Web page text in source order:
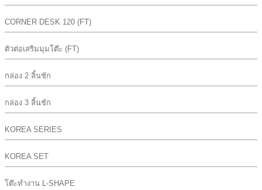
CORNER DESK 120 (FT)
ตัวต่อเสริมมุมโต๊ะ (FT)
กล่อง 2 ลิ้นชัก
กล่อง 3 ลิ้นชัก
KOREA SERIES
KOREA SET
โต๊ะทำงาน L-SHAPE